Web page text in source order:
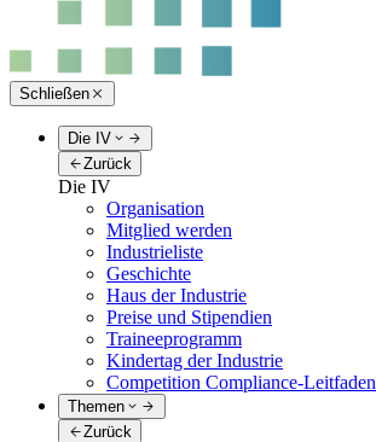
Schließen
Die IV
Zurück
Die IV
Organisation
Mitglied werden
Industrieliste
Geschichte
Haus der Industrie
Preise und Stipendien
Traineeprogramm
Kindertag der Industrie
Competition Compliance-Leitfaden
Themen
Zurück